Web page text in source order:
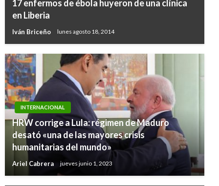
17 enfermos de ébola huyeron de una clínica
en Liberia
Iván Briceño lunes agosto 18, 2014
INTERNACIONAL
HRW corrige a Lula: régimen de Maduro
desató «una de las mayores crisis
humanitarias del mundo»
Ariel Cabrera jueves junio 1, 2023